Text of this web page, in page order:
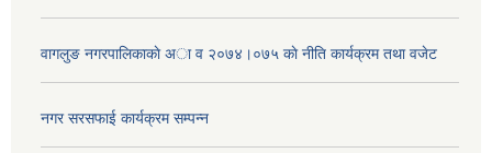
वागलुङ नगरपालिकाकाे अा‍ व २०७४।०७५ काे नीति कार्यक्रम तथा वजेट
नगर सरसफाई कार्यक्रम सम्पन्न